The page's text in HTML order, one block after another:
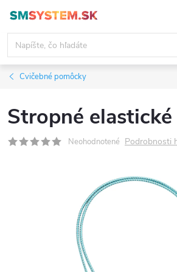
obsah
Cvičebné pomôcky
Stropné
Neohodnotené Podrobnosti